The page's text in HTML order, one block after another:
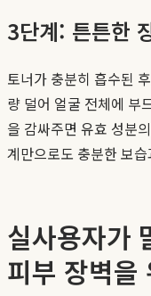
3단계: 튼튼한
토너가 충분히 흡수된
량 덜어 얼굴 전체에 부
을 감싸주면 유효 성분
계만으로도 충분한 보
실사용자가
피부 장벽을